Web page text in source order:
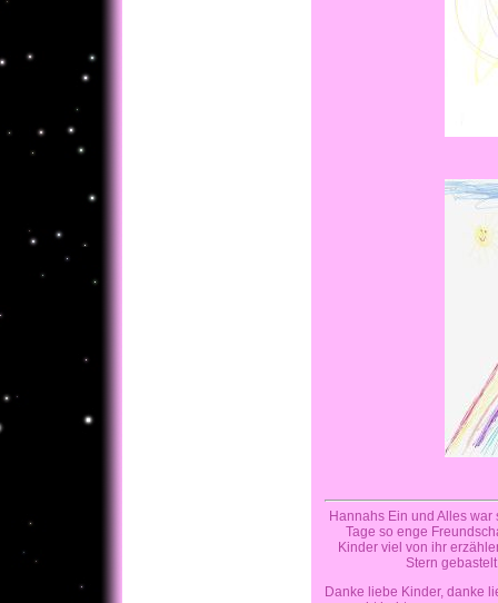
Hannahs Ein und Alles
Tage so enge
Kinder viel von ihr
Stern
Danke liebe Kinder, danke